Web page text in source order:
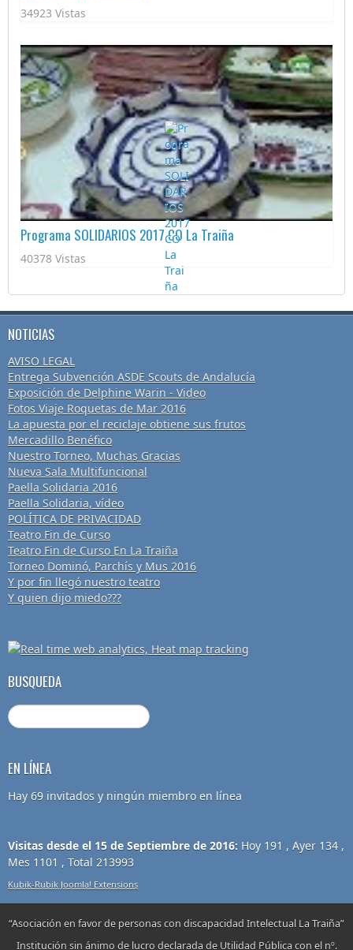
34923 Vistas
Programa SOLIDARIOS 2017 CO La Traiña
40378 Vistas
NOTICIAS
AVISO LEGAL
Entrega Subvención ASDE Scouts de Andalucía
Exposición de Delphine Warin - Video
Fotos Viaje Roquetas de Mar 2016
La apuesta por el reciclaje obtiene sus frutos
Mercadillo Benéfico
Nuestro Torneo, Muchas Gracias
Nueva Sala Multifuncional
Paella Solidaria 2016
Paella Solidaria, vídeo
POLÍTICA DE PRIVACIDAD
Teatro Fin de Curso
Teatro Fin de Curso En La Traiña
Torneo Dominó, Parchís y Mus 2016
Y por fin llegó nuestro teatro
Y quien dijo miedo???
BUSQUEDA
EN LÍNEA
Hay 69 invitados y ningún miembro en línea
Visitas desde el 15 de Septiembre de 2016: Hoy 191 , Ayer 134 ,
Mes 1101 , Total 213993
Kubik-Rubik Joomla! Extensions
“Asociación en favor de personas con discapacidad Intelectual La Traiña”
Institución sin ánimo de lucro declarada de Utilidad Pública con el nº.